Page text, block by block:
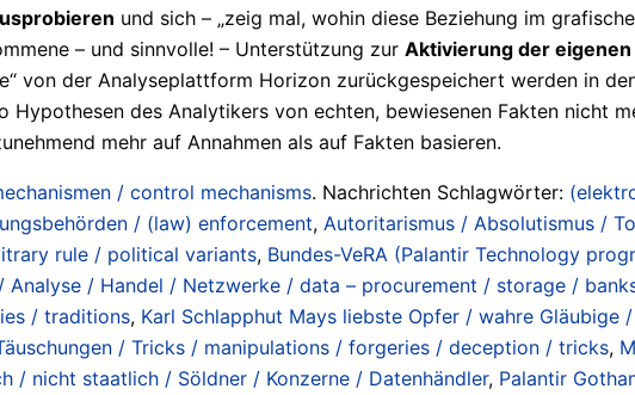
und sich – „zeig mal, wohin diese Beziehung im
– und sinnvolle! – Unterstützung zur Aktivierung der
von der Analyseplattform Horizon zurückgespeichert werden in
Hypothesen des Analytikers von echten, bewiesenen Fakten nicht
mehr auf Annahmen als auf Fakten basieren.
/ control mechanisms. Nachrichten Schlagwörter:
/ (law) enforcement, Autoritarismus / Absolutismus /
rule / political variants, Bundes-VeRA (Palantir Technology
Analyse / Handel / Netzwerke / data – procurement / storage /
/ traditions, Karl Schlapphut Mays liebste Opfer / wahre Gläubige
/ Tricks / manipulations / forgeries / deception / tricks,
/ nicht staatlich / Söldner / Konzerne / Datenhändler, Palantir